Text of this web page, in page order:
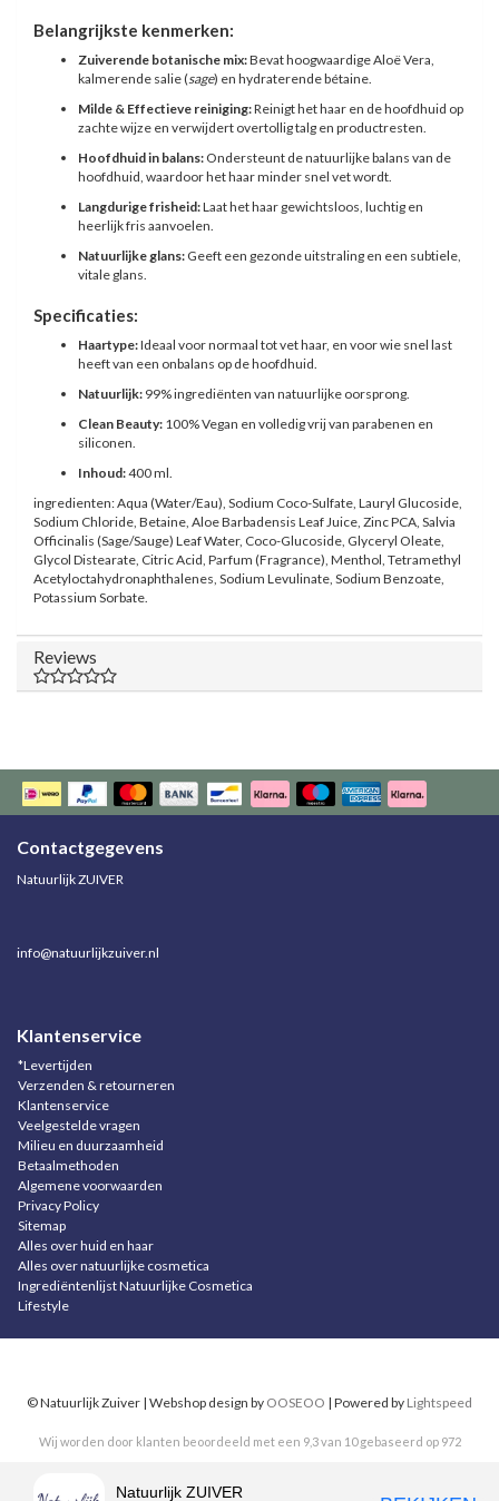
Belangrijkste kenmerken:
Zuiverende botanische mix:Bevat hoogwaardige Aloë Vera,
kalmerende salie (sage) en hydraterende bétaine.
Milde & Effectieve reiniging:Reinigt het haar en de hoofdhuid op
zachte wijze en verwijdert overtollig talg en productresten.
Hoofdhuid in balans: Ondersteunt de natuurlijke balans van de
hoofdhuid, waardoor het haar minder snel vet wordt.
Langdurige frisheid:Laat het haar gewichtsloos, luchtig en
heerlijk fris aanvoelen.
Natuurlijke glans: Geeft een gezonde uitstraling en een subtiele,
vitale glans.
Specificaties:
Haartype:Ideaal voor normaal tot vet haar, en voor wie snel last
heeft van een onbalans op de hoofdhuid.
Natuurlijk: 99% ingrediënten van natuurlijke oorsprong.
Clean Beauty: 100% Vegan en volledig vrij van parabenen en
siliconen.
Inhoud:400 ml.
ingredienten: Aqua (Water/Eau), Sodium Coco-Sulfate, Lauryl Glucoside,
Sodium Chloride, Betaine, Aloe Barbadensis Leaf Juice, Zinc PCA, Salvia
Officinalis (Sage/Sauge) Leaf Water, Coco-Glucoside, Glyceryl Oleate,
Glycol Distearate, Citric Acid, Parfum (Fragrance), Menthol, Tetramethyl
Acetyloctahydronaphthalenes, Sodium Levulinate, Sodium Benzoate,
Potassium Sorbate.
Reviews
Contactgegevens
Natuurlijk ZUIVER
info@natuurlijkzuiver.nl
Klantenservice
*Levertijden
Verzenden & retourneren
Klantenservice
Veelgestelde vragen
Milieu en duurzaamheid
Betaalmethoden
Algemene voorwaarden
Privacy Policy
Sitemap
Alles over huid en haar
Alles over natuurlijke cosmetica
Ingrediëntenlijst Natuurlijke Cosmetica
Lifestyle
© Natuurlijk Zuiver | Webshop design by OOSEOO | Powered by Lightspeed
Wij worden door klanten beoordeeld met een 9,3van 10gebaseerd op 972
Natuurlijk ZUIVER